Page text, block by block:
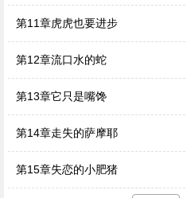
第11章虎虎也要进步
第12章流口水的蛇
第13章它只是嘴馋
第14章走失的萨摩耶
第15章失恋的小肥猪